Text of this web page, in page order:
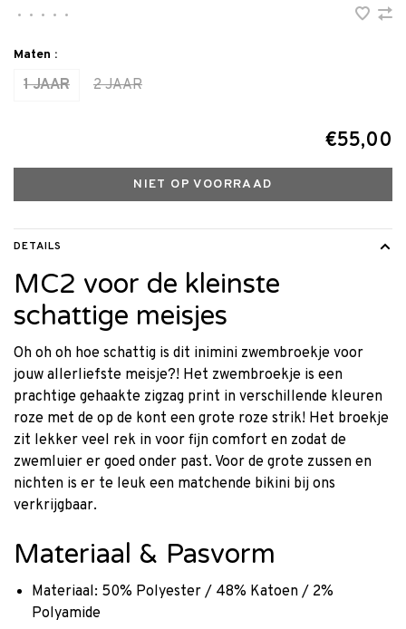
• • • • •
Maten :
1 JAAR 2 JAAR
€55,00
NIET OP VOORRAAD
DETAILS
MC2 voor de kleinste
schattige meisjes
Oh oh oh hoe schattig is dit inimini zwembroekje voor
jouw allerliefste meisje?! Het zwembroekje is een
prachtige gehaakte zigzag print in verschillende kleuren
roze met de op de kont een grote roze strik! Het broekje
zit lekker veel rek in voor fijn comfort en zodat de
zwemluier er goed onder past. Voor de grote zussen en
nichten is er te leuk een matchende bikini bij ons
verkrijgbaar.
Materiaal & Pasvorm
Materiaal: 50% Polyester / 48% Katoen / 2%
Polyamide